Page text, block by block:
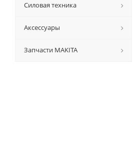
Силовая техника
Аксессуары
Запчасти MAKITA